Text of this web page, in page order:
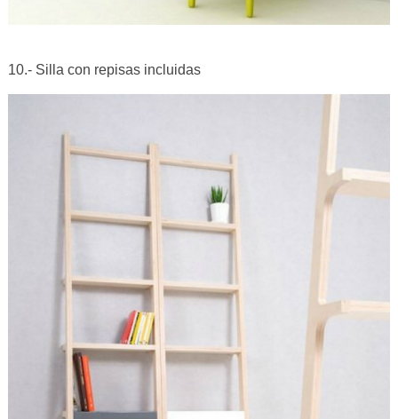
10.- Silla con repisas incluidas